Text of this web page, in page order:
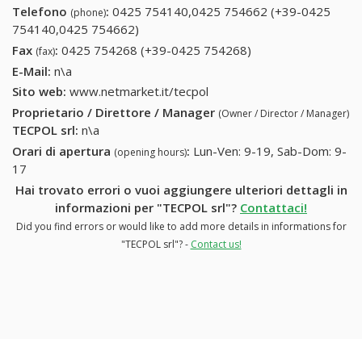
Telefono (phone): 0425 754140,0425 754662 (+39-0425
754140,0425 754662)
754140,0425 754662)
Fax (fax): 0425 754268 (+39-0425 754268)
E-Mail: n\a
Sito web: www.netmarket.it/tecpol
Proprietario / Direttore / Manager (Owner / Director / Manager)
TECPOL srl: n\a
Orari di apertura (opening hours): Lun-Ven: 9-19, Sab-Dom: 9-
17
Hai trovato errori o vuoi aggiungere ulteriori dettagli in
informazioni per "TECPOL srl"? Contattaci!
Did you find errors or would like to add more details in informations for
"TECPOL srl"? - Contact us!